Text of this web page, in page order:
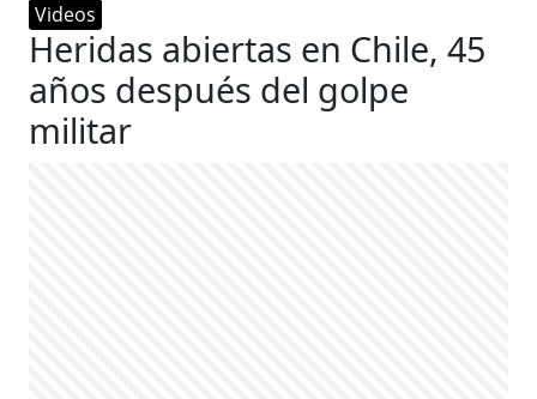
Videos
Heridas abiertas en Chile, 45
años después del golpe
militar